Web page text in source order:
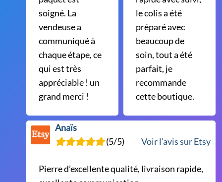
soigné. La
vendeuse a
communiqué à
chaque étape, ce
qui est très
appréciable ! un
grand merci !
le colis a été
préparé avec
beaucoup de
soin, tout a été
parfait, je
recommande
cette boutique.
Anaïs
(5/5)
Voir l’avis sur Etsy
Pierre d’excellente qualité, livraison rapide,